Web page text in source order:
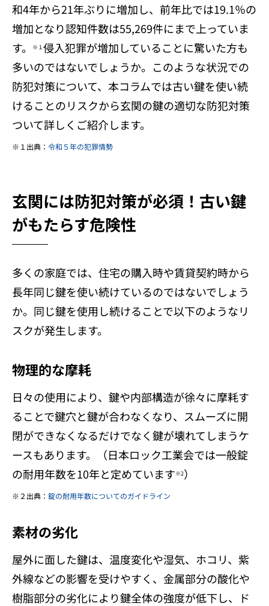
和4年から21年ぶりに増加し、前年比では19.1％の
増加となり認知件数は55,269件にまで上っていま
す。
※１侵入犯罪が増加していることに驚いた方も
多いのではないでしょうか。このような状況での
防犯対策について、本コラムでは古い鍵を使い続
けることのリスクから玄関の鍵の適切な防犯対策
ついて詳しくご紹介します。
１出典： 令和５年の犯罪情勢
玄関には防犯対策が必須！古い鍵
がもたらす危険性
多くの家庭では、住宅の購入時や賃貸契約時から
長年同じ鍵を使い続けているのではないでしょう
か。同じ鍵を使用し続けることで以下のようなリ
スクが発生します。
物理的な摩耗
日々の使用により、鍵や内部構造が徐々に摩耗す
ることで鍵穴と鍵が合わなくなり、スムーズに開
閉ができなくなるだけでなく鍵が壊れてしまうケ
ースもあります。（日本ロック工業会では一般錠
の耐用年数を10年と定めています※2）
２出典： 錠の耐用年数についてのガイドライン
素材の劣化
屋外に面した鍵は、温度変化や湿気、ホコリ、紫
外線などの影響を受けやすく、金属部分の酸化や
樹脂部分の劣化により鍵全体の強度が低下し、ド